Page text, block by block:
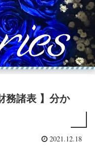
務諸表 】分か
2021.12.18